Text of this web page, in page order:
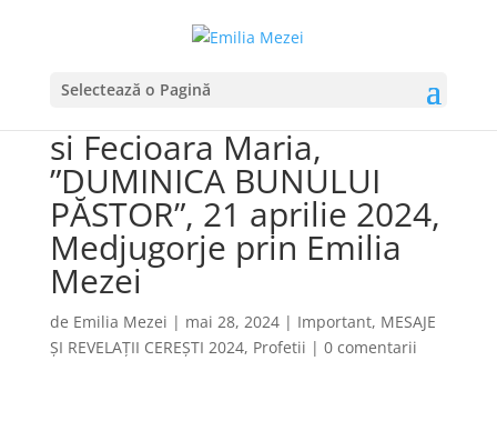
Selectează o Pagină
Mesaj foarte Important
transmis de Domnul Isus
si Fecioara Maria,
”DUMINICA BUNULUI
PĂSTOR”, 21 aprilie 2024,
Medjugorje prin Emilia
Mezei
de Emilia Mezei | mai 28, 2024| Important, MESAJE
ȘI REVELAȚII CEREȘTI 2024, Profetii | 0 comentarii